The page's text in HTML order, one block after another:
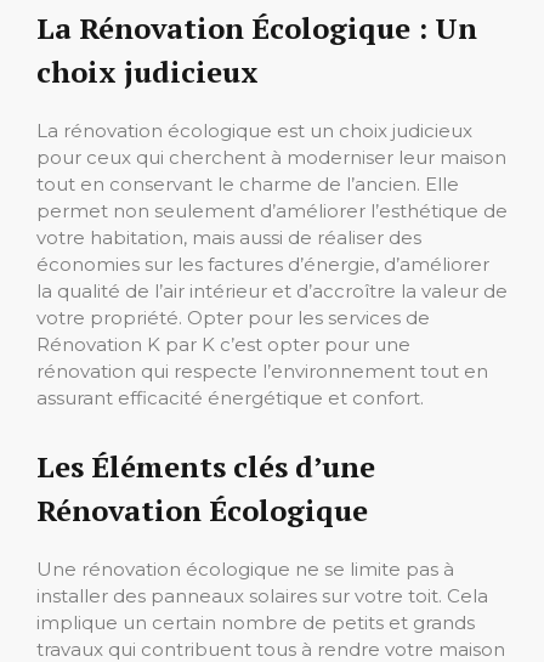
La Rénovation Écologique : Un
choix judicieux
La rénovation écologique est un choix judicieux
pour ceux qui cherchent à moderniser leur maison
tout en conservant le charme de l’ancien. Elle
permet non seulement d’améliorer l’esthétique de
votre habitation, mais aussi de réaliser des
économies sur les factures d’énergie, d’améliorer
la qualité de l’air intérieur et d’accroître la valeur de
votre propriété. Opter pour les services de
Rénovation K par K c’est opter pour une
rénovation qui respecte l’environnement tout en
assurant efficacité énergétique et confort.
Les Éléments clés d’une
Rénovation Écologique
Une rénovation écologique ne se limite pas à
installer des panneaux solaires sur votre toit. Cela
implique un certain nombre de petits et grands
travaux qui contribuent tous à rendre votre maison